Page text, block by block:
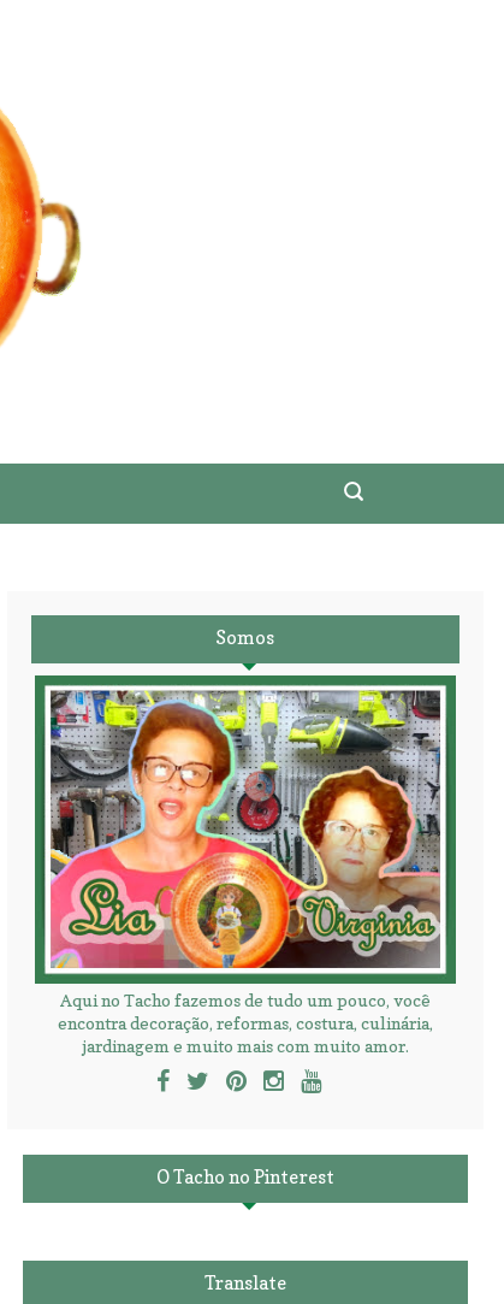
Somos
Aqui no Tacho fazemos de tudo um pouco, você
encontra decoração, reformas, costura, culinária,
jardinagem e muito mais com muito amor.
O Tacho no Pinterest
Translate